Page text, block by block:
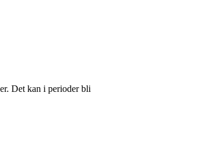
Det kan i perioder bli